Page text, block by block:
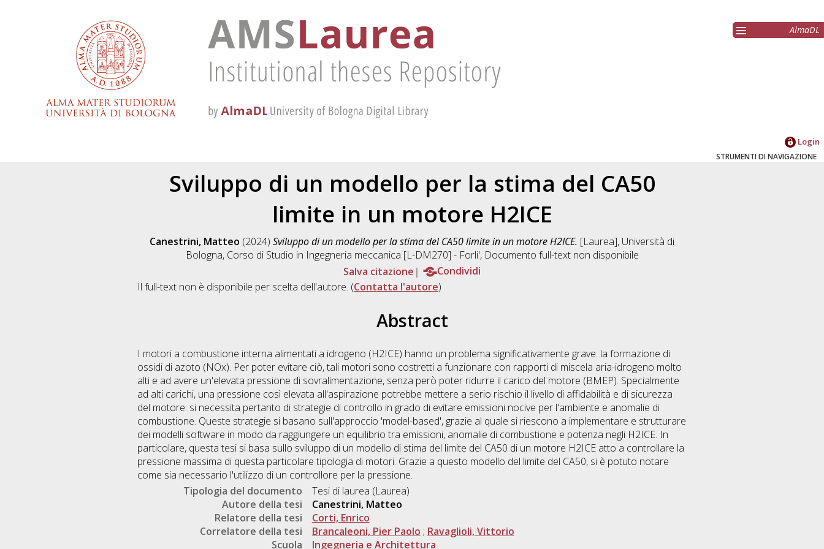
AlmaDL
Login
STRUMENTI DI NAVIGAZIONE
Sviluppo di un modello per la stima del CA50
limite in un motore H2ICE
Canestrini, Matteo (2024) Sviluppo di un modello per la stima del CA50 limite in un motore H2ICE. [Laurea], Università di
Bologna, Corso di Studio in Ingegneria meccanica [L-DM270] - Forli', Documento full-text non disponibile
Salva citazione
Condividi
Il full-text non è disponibile per scelta dell'autore. (Contatta l'autore)
Abstract
I motori a combustione interna alimentati a idrogeno (H2ICE) hanno un problema significativamente grave: la formazione di
ossidi di azoto (NOx). Per poter evitare ciò, tali motori sono costretti a funzionare con rapporti di miscela aria-idrogeno molto
alti e ad avere un'elevata pressione di sovralimentazione, senza però poter ridurre il carico del motore (BMEP). Specialmente
ad alti carichi, una pressione così elevata all'aspirazione potrebbe mettere a serio rischio il livello di affidabilità e di sicurezza
del motore: si necessita pertanto di strategie di controllo in grado di evitare emissioni nocive per l'ambiente e anomalie di
combustione. Queste strategie si basano sull'approccio 'model-based', grazie al quale si riescono a implementare e strutturare
dei modelli software in modo da raggiungere un equilibrio tra emissioni, anomalie di combustione e potenza negli H2ICE. In
particolare, questa tesi si basa sullo sviluppo di un modello di stima del limite del CA50 di un motore H2ICE atto a controllare la
pressione massima di questa particolare tipologia di motori. Grazie a questo modello del limite del CA50, si è potuto notare
come sia necessario l'utilizzo di un controllore per la pressione.
Tipologia del documento
Tesi di laurea (Laurea)
Autore della tesi
Canestrini, Matteo
Relatore della tesi
Corti, Enrico
Correlatore della tesi
Brancaleoni, Pier Paolo ; Ravaglioli, Vittorio
Scuola
Ingegneria e Architettura